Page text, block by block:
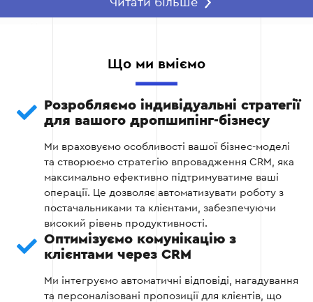
Етап 2 — Вибір і налаштування CRM-
платформу, яка найкраще відповідає цим
запитам, та налаштувати її для конкретних
функціональності та ціни.
Первинне налаштування основних модулів
для роботи з клієнтами, товарами та
постачальниками.
Розробка спеціальних інтеграцій, якщо це
необхідно для роботи з маркетплейсами чи
Читати більше
Що ми вміємо
Розробляємо індивідуальні стратегії
для вашого дропшипінг-бізнесу
Ми враховуємо особливості вашої бізнес-моделі
та створюємо стратегію впровадження CRM, яка
максимально ефективно підтримуватиме ваші
операції. Це дозволяє автоматизувати роботу з
постачальниками та клієнтами, забезпечуючи
високий рівень продуктивності.
Оптимізуємо комунікацію з
клієнтами через CRM
Ми інтегруємо автоматичні відповіді, нагадування
та персоналізовані пропозиції для клієнтів, що